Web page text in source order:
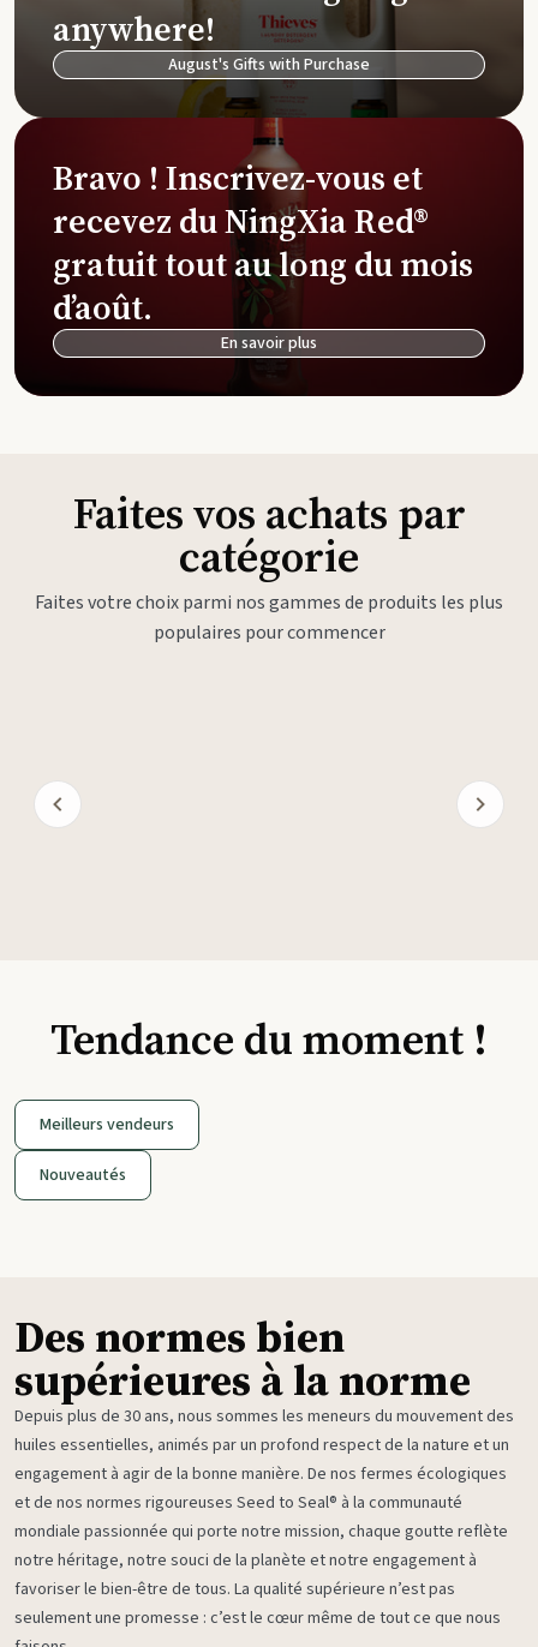
anywhere!
August's Gifts with Purchase
Bravo ! Inscrivez-vous et
recevez du NingXia Red®
gratuit tout au long du mois
d’août.
En savoir plus
Faites vos achats par
catégorie
Faites votre choix parmi nos gammes de produits les plus
populaires pour commencer
Tendance du moment !
Meilleurs vendeurs
Nouveautés
Des normes bien
supérieures à la norme
Depuis plus de 30 ans, nous sommes les meneurs du mouvement des
huiles essentielles, animés par un profond respect de la nature et un
engagement à agir de la bonne manière. De nos fermes écologiques
et de nos normes rigoureuses Seed to Seal® à la communauté
mondiale passionnée qui porte notre mission, chaque goutte reflète
notre héritage, notre souci de la planète et notre engagement à
favoriser le bien-être de tous. La qualité supérieure n’est pas
seulement une promesse : c’est le cœur même de tout ce que nous